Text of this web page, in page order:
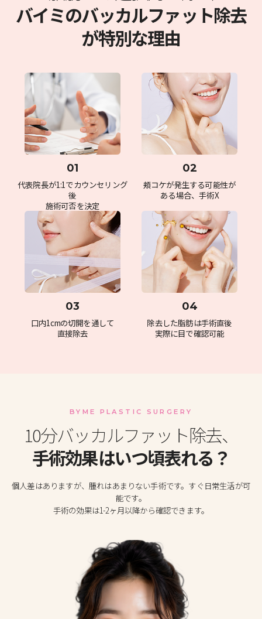
バイミのバッカルファット除去
が特別な理由
01
代表院長が1:1でカウンセリング
後
施術可否を決定
02
頬コケが発生する可能性が
ある場合、手術X
03
口内1cmの切開を通して
直接除去
04
除去した脂肪は手術直後
実際に目で確認可能
BYME PLASTIC SURGERY
10分バッカルファット除去、
手術効果はいつ頃表れる？
個人差はありますが、腫れはあまりない手術です。すぐ日常生活が可
能です。
手術の効果は1-2ヶ月以降から確認できます。